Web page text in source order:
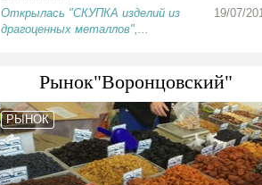
Открылась "СКУПКА изделий из
драгоценных металлов",...
19/07/
Рынок"Воронцовский"
РЫНОК